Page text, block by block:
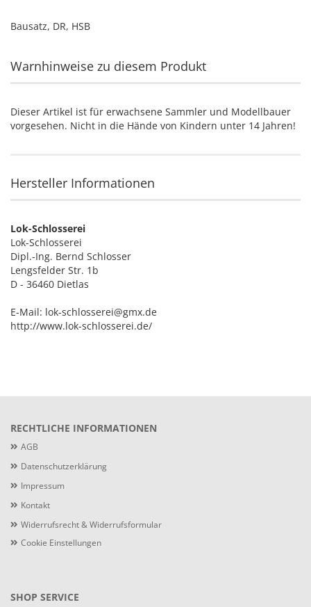
Bausatz, DR, HSB
Warnhinweise zu diesem Produkt
Dieser Artikel ist für erwachsene Sammler und Modellbauer
vorgesehen. Nicht in die Hände von Kindern unter 14 Jahren!
Hersteller Informationen
Lok-Schlosserei
Lok-Schlosserei
Dipl.-Ing. Bernd Schlosser
Lengsfelder Str. 1b
D - 36460 Dietlas
E-Mail: lok-schlosserei@gmx.de
http://www.lok-schlosserei.de/
RECHTLICHE INFORMATIONEN
AGB
Datenschutzerklärung
Impressum
Kontakt
Widerrufsrecht & Widerrufsformular
Cookie Einstellungen
SHOP SERVICE